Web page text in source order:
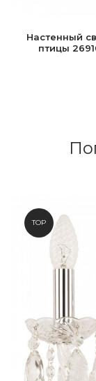
Настенный
птицы
TOP